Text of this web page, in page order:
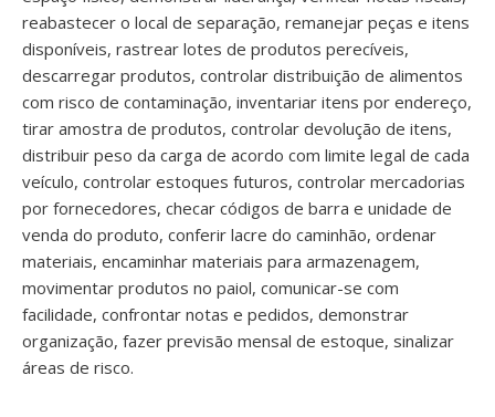
reabastecer o local de separação, remanejar peças e itens
disponíveis, rastrear lotes de produtos perecíveis,
descarregar produtos, controlar distribuição de alimentos
com risco de contaminação, inventariar itens por endereço,
tirar amostra de produtos, controlar devolução de itens,
distribuir peso da carga de acordo com limite legal de cada
veículo, controlar estoques futuros, controlar mercadorias
por fornecedores, checar códigos de barra e unidade de
venda do produto, conferir lacre do caminhão, ordenar
materiais, encaminhar materiais para armazenagem,
movimentar produtos no paiol, comunicar-se com
facilidade, confrontar notas e pedidos, demonstrar
organização, fazer previsão mensal de estoque, sinalizar
áreas de risco.